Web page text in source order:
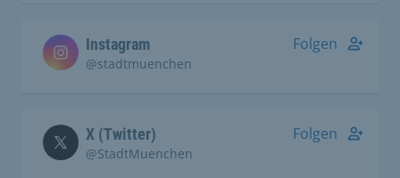
Instagram
@stadtmuenchen
Folgen
X (Twitter)
@StadtMuenchen
Folgen